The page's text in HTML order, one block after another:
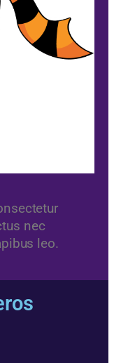
nec
leo.